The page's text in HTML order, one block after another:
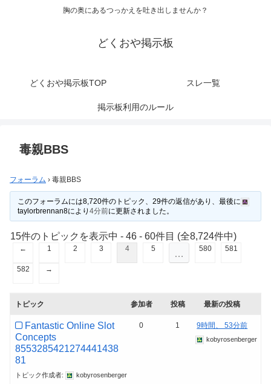
胸の奥にあるつっかえを吐き出しませんか？
どくおや掲示板
どくおや掲示板TOP スレ一覧
掲示板利用のルール
毒親BBS
フォーラム › 毒親BBS
このフォーラムには8,720件のトピック、29件の返信があり、最後に
taylorbrennan8により 4分前に更新されました。
15件のトピックを表示中 - 46 - 60件目 (全8,724件中)
← 1 2 3 4 5 … 580 581
582 →
トピック 参加者 投稿 最新の投稿
Fantastic Online Slot
Concepts
8553285421274441438
81
トピック作成者: kobyrosenberger
0 1 9時間、 53分前
kobyrosenberger